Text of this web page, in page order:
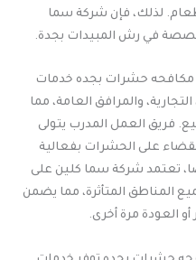
لذلك، فإن شركة سما
في رش المبيدات بجدة.
مكافحه حشرات بجده خدمات
والمرافق العامة، مما
فريق العمل المدرب يتولى
على الحشرات بفعالية
تعتمد شركة سما كلين على
المناطق المتأثرة، مما يضمن
العودة مرة أخرى.